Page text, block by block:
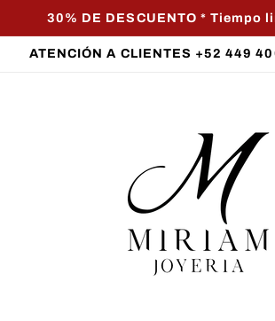
30% DE DESCUENTO * Tiempo
ATENCIÓN A CLIENTES +52 449